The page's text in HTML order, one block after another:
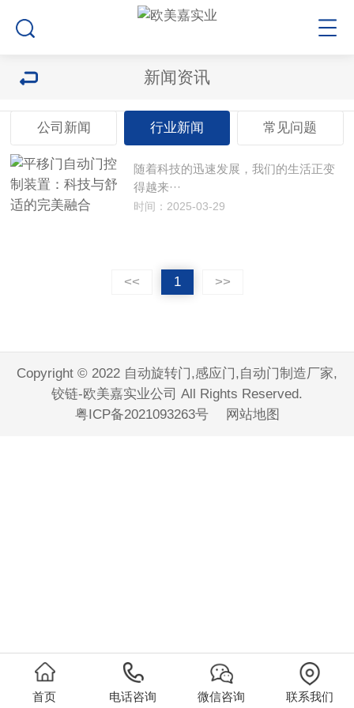
新闻资讯
公司新闻 行业新闻 常见问题
随着科技的迅速发展，我们的生活正变
得越来···
时间：2025-03-29
<< 1 >>
Copyright © 2022 自动旋转门,感应门,自动门制造厂家,
铰链-欧美嘉实业公司 All Rights Reserved.
粤ICP备2021093263号
网站地图
首页 电话咨询 微信咨询 联系我们